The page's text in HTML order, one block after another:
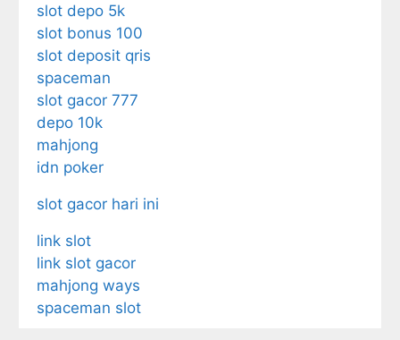
slot depo 5k
slot bonus 100
slot deposit qris
spaceman
slot gacor 777
depo 10k
mahjong
idn poker
slot gacor hari ini
link slot
link slot gacor
mahjong ways
spaceman slot